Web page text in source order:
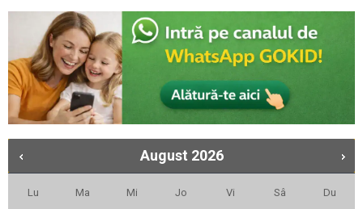
August 2026
Lu Ma Mi Jo Vi Sâ Du